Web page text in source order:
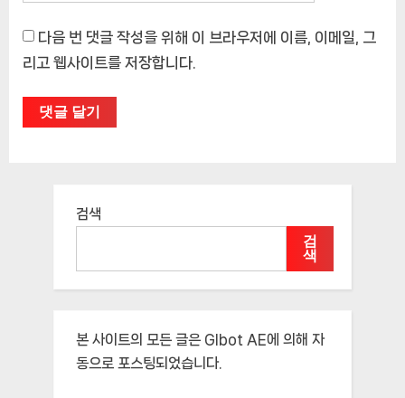
다음 번 댓글 작성을 위해 이 브라우저에 이름, 이메일, 그
리고 웹사이트를 저장합니다.
검색
검
색
본 사이트의 모든 글은 Glbot AE에 의해 자
동으로 포스팅되었습니다.